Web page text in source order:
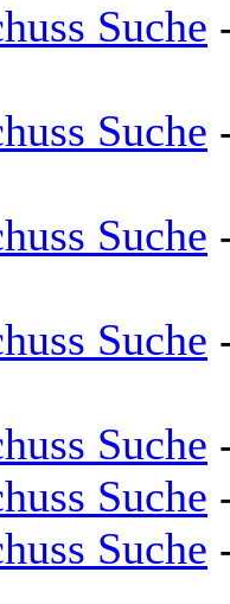
Suche
Suche
Suche
Suche
Suche
Suche
Suche